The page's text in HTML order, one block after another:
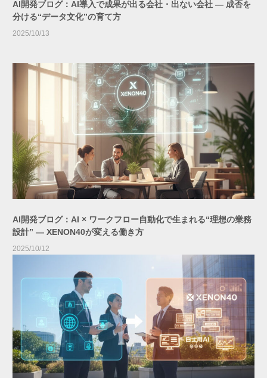
AI開発ブログ：AI導入で成果が出る会社・出ない会社 ― 成否を
分ける“データ文化”の育て方
2025/10/13
AI開発ブログ：AI × ワークフロー自動化で生まれる“理想の業務
設計” ― XENON40が変える働き方
2025/10/12